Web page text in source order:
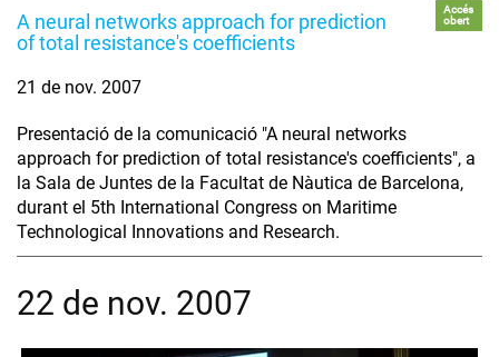
A neural networks approach for prediction
of total resistance's coefficients
Accés
obert
21 de nov. 2007
Presentació de la comunicació "A neural networks
approach for prediction of total resistance's coefficients", a
la Sala de Juntes de la Facultat de Nàutica de Barcelona,
durant el 5th International Congress on Maritime
Technological Innovations and Research.
22 de nov. 2007